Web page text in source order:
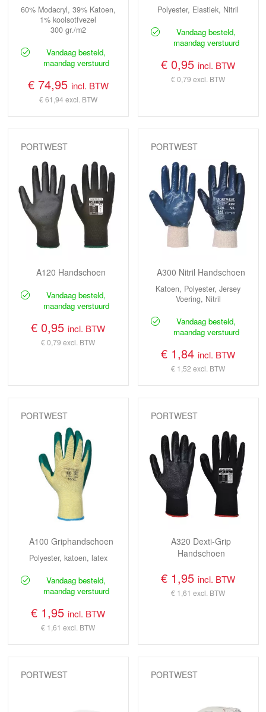
60% Modacryl, 39% Katoen,
1% koolsotfvezel
300 gr./m2
Vandaag besteld,
maandag verstuurd
€ 74,95 incl. BTW
€ 61,94 excl. BTW
Polyester, Elastiek, Nitril
Vandaag besteld,
maandag verstuurd
€ 0,95 incl. BTW
€ 0,79 excl. BTW
PORTWEST
A120 Handschoen
Vandaag besteld,
maandag verstuurd
€ 0,95 incl. BTW
€ 0,79 excl. BTW
PORTWEST
A300 Nitril Handschoen
Katoen, Polyester, Jersey
Voering, Nitril
Vandaag besteld,
maandag verstuurd
€ 1,84 incl. BTW
€ 1,52 excl. BTW
PORTWEST
A100 Griphandschoen
Polyester, katoen, latex
Vandaag besteld,
maandag verstuurd
€ 1,95 incl. BTW
€ 1,61 excl. BTW
PORTWEST
A320 Dexti-Grip
Handschoen
€ 1,95 incl. BTW
€ 1,61 excl. BTW
PORTWEST PORTWEST